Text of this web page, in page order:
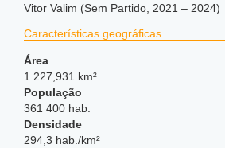
Vitor Valim (Sem Partido, 2021 – 2024)
Características geográficas
Área
1 227,931 km²
População
361 400 hab.
Densidade
294,3 hab./km²